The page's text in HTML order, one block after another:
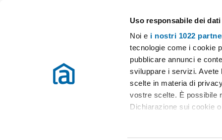
Uso responsabile dei dati
Noi e i nostri 1022
tecnologie come i cookie
pubblicare annunci e
sviluppare i servizi.
scelte in materia di
vostre scelte. È possibile
Dichiarazione sui cookie
Case e appartamenti in affitto in tutta Italia
Affitto Rimini Appartamenti Affitto Rimini Case affitto
(134 immobili)